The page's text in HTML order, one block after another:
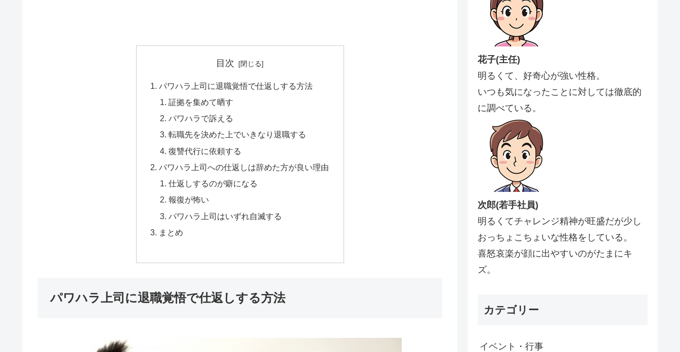
目次
パワハラ上司に退職覚悟で仕返しする方法
証拠を集めて晒す
パワハラで訴える
転職先を決めた上でいきなり退職する
復讐代行に依頼する
パワハラ上司への仕返しは辞めた方が良い理由
仕返しするのが癖になる
報復が怖い
パワハラ上司はいずれ自滅する
まとめ
パワハラ上司に退職覚悟で仕返しする方法
花子(主任)
明るくて、好奇心が強い性格。
いつも気になったことに対しては徹底的
に調べている。
次郎(若手社員)
明るくてチャレンジ精神が旺盛だが少し
おっちょこちょいな性格をしている。
喜怒哀楽が顔に出やすいのがたまにキ
ズ。
カテゴリー
イベント・行事